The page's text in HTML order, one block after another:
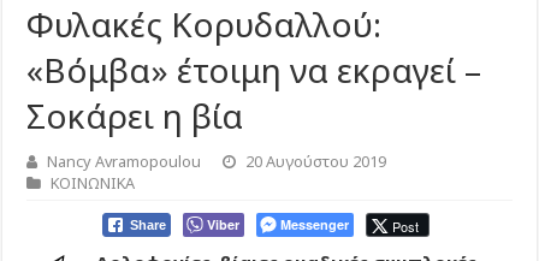
Φυλακές Κορυδαλλού:
«Βόμβα» έτοιμη να εκραγεί –
Σοκάρει η βία
Nancy Avramopoulou
20 Αυγούστου 2019
ΚΟΙΝΩΝΙΚΑ
Share Viber Messenger Post